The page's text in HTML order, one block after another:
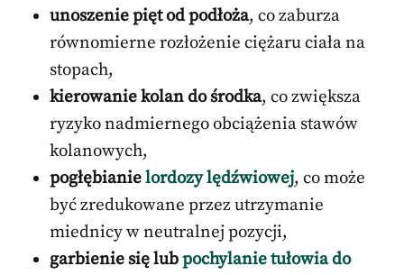
unoszenie pięt od podłoża, co zaburza
równomierne rozłożenie ciężaru ciała na
stopach,
kierowanie kolan do środka, co zwiększa
ryzyko nadmiernego obciążenia stawów
kolanowych,
pogłębianielordozy lędźwiowej, co może
być zredukowane przez utrzymanie
miednicy w neutralnej pozycji,
garbienie się lubpochylanie tułowia do